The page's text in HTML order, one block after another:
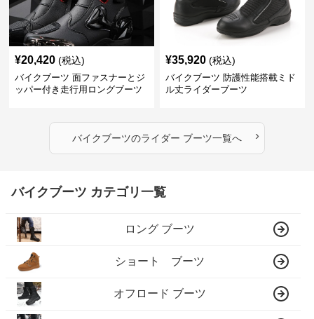
¥20,420 (税込)
バイクブーツ 面ファスナーとジ
ッパー付き走行用ロングブーツ
¥35,920 (税込)
バイクブーツ 防護性能搭載ミド
ル丈ライダーブーツ
バイクブーツのライダー ブーツ一覧へ ›
バイクブーツ カテゴリ一覧
ロング ブーツ
ショート ブーツ
オフロード ブーツ